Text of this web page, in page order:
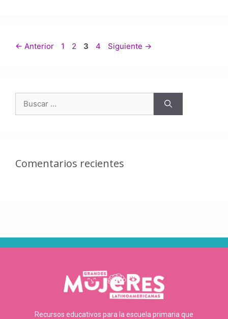
← Anterior 1 2 3 4 Siguiente →
Comentarios recientes
Recursos educativos para la escuela primaria que